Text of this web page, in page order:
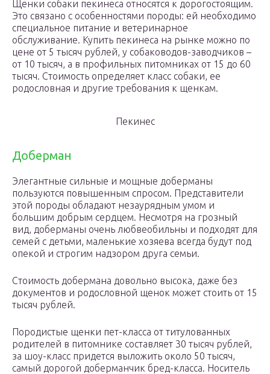
Щенки собаки пекинеса относятся к дорогостоящим.
Это связано с особенностями породы: ей необходимо
специальное питание и ветеринарное
обслуживание. Купить пекинеса на рынке можно по
цене от 5 тысяч рублей, у собаководов-заводчиков –
от 10 тысяч, а в профильных питомниках от 15 до 60
тысяч. Стоимость определяет класс собаки, ее
родословная и другие требования к щенкам.
Пекинес
Доберман
Элегантные сильные и мощные доберманы
пользуются повышенным спросом. Представители
этой породы обладают незаурядным умом и
большим добрым сердцем. Несмотря на грозный
вид, доберманы очень любвеобильны и подходят для
семей с детьми, маленькие хозяева всегда будут под
опекой и строгим надзором друга семьи.
Стоимость добермана довольно высока, даже без
документов и родословной щенок может стоить от 15
тысяч рублей.
Породистые щенки пет-класса от титулованных
родителей в питомнике составляет 30 тысяч рублей,
за шоу-класс придется выложить около 50 тысяч,
самый дорогой доберманчик бред-класса. Носитель